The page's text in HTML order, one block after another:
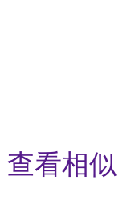
查看相似